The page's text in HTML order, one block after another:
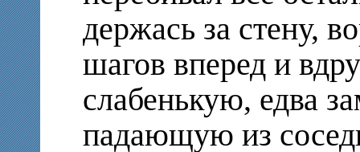
держась за стену,
шагов вперед и
слабенькую, едва
падающую из